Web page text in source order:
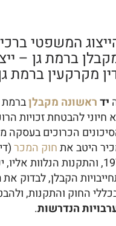
המשפטי
ברמת גן –
מקרקעין ברמת
ידראשונה מקבלןברמת
חיוני להבטחת זכויות
הכרוכים בעסקה
היטב אתחוק המכר
התשל"ג–1973, והתקנות הנלוות
הקבלן, לבדוק את
החוק והתקנות,
הנדרשות.